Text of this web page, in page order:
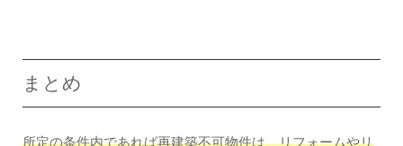
まとめ
所定の条件内であれば再建築不可物件は、リフォームやリ